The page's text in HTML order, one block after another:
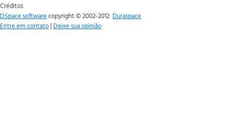
Créditos
DSpace softwarecopyright © 2002-2012 Duraspace
Entre em contato | Deixe sua opinião